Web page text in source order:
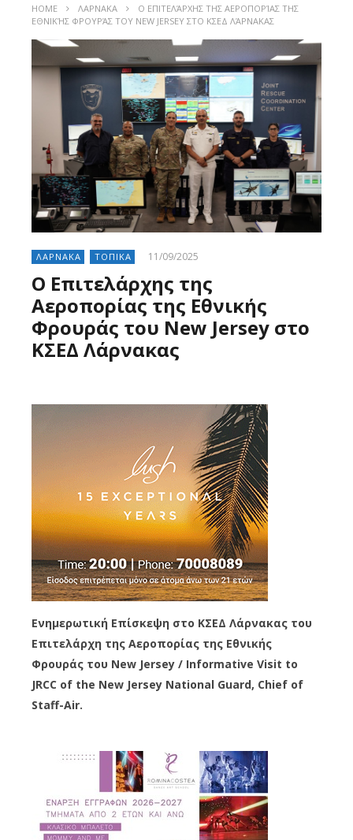
HOME ΛΑΡΝΑΚΑ
Ο ΕΠΙΤΕΛΆΡΧΗΣ ΤΗΣ ΑΕΡΟΠΟΡΊΑΣ ΤΗΣ
ΕΘΝΙΚΉΣ ΦΡΟΥΡΆΣ ΤΟΥ NEW JERSEY ΣΤΟ ΚΣΕΔ ΛΆΡΝΑΚΑΣ
ΛΑΡΝΑΚΑ ΤΟΠΙΚΑ 11/09/2025
Ο Επιτελάρχης της
Αεροπορίας της Εθνικής
Φρουράς του New Jersey στο
ΚΣΕΔ Λάρνακας
Ενημερωτική Επίσκεψη στο ΚΣΕΔ Λάρνακας του
Επιτελάρχη της Αεροπορίας της Εθνικής
Φρουράς του New Jersey / Informative Visit to
JRCC of the New Jersey National Guard, Chief of
Staff-Air.